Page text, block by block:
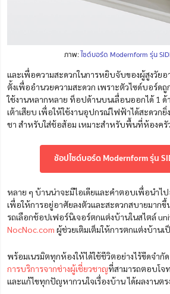
ภาพ:ไซด์บอร์ด Modernform รุ่น
และเพื่อความสะดวกในการหยิบจับของผู้สูงวัย
ตั้งเพื่ออำนวยความสะดวก เพราะตัวไซด์บอร์
ใช้งานหลากหลาย ท็อปด้านบนเลื่อนออกได้ 1 ด้
เต้าเสียบ เพื่อให้ใช้งานอุปกรณ์ไฟฟ้าได้สะดวก
ชา สำหรับใส่ช้อส้อม เหมาะสำหรับพื้นที่ห้องครั
ช้อปไซด์บอร์ด Modernform รุ่น
หลาย ๆ บ้านน่าจะมีไอเดียและคำตอบเพื่อนำไ
เพื่อให้การอยู่อาศัยลงตัวและสะดวกสบายมากขึ้
รถเลือกช้อปเฟอร์นิเจอร์ตกแต่งบ้านในสไตล์
NocNoc.com ผู้ช่วยเติมเต็มให้การตกแต่งบ้านเ
พร้อมเนรมิตทุกห้องให้ได้ใช้ชีวิตอย่างไร้ขีดจำกั
การบริการจากช่างผู้เชี่ยวชาญที่สามารถตอบโจ
และแก้ไขทุกปัญหากวนใจเรื่องบ้าน ได้ผลงานตร